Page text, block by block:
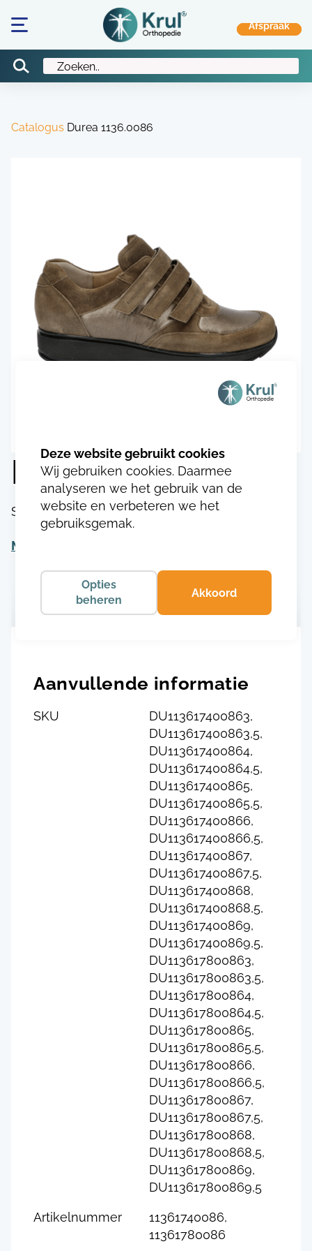
Catalogus Durea 1136.0086
Durea 1136.0086
SKU:DU113617400863
Meer informatie
Aanvullende informatie
SKU
DU113617400863,
DU113617400863,5,
DU113617400864,
DU113617400864,5,
DU113617400865,
DU113617400865,5,
DU113617400866,
DU113617400866,5,
DU113617400867,
DU113617400867,5,
DU113617400868,
DU113617400868,5,
DU113617400869,
DU113617400869,5,
DU113617800863,
DU113617800863,5,
DU113617800864,
DU113617800864,5,
DU113617800865,
DU113617800865,5,
DU113617800866,
DU113617800866,5,
DU113617800867,
DU113617800867,5,
DU113617800868,
DU113617800868,5,
DU113617800869,
DU113617800869,5
Artikelnummer
11361740086,
11361780086
Wij gebruiken cookies. Daarmee
analyseren we het gebruik van de
website en verbeteren we het
gebruiksgemak.
Opties
beheren
Akkoord